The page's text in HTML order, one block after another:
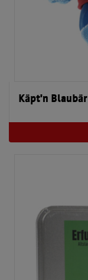
Käpt'n Blaubär